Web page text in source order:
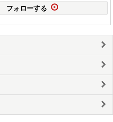
フォローする